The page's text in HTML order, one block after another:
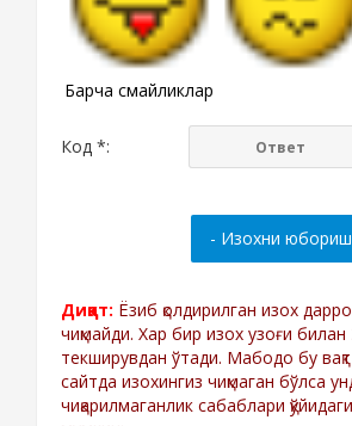
Барча смайликлар
Код *:
Диққат: Ёзиб қолдирилган изох
чиқмайди. Хар бир изох узоғи
текширувдан ўтади. Мабодо бу
сайтда изохингиз чиқмаган бўлса
чиқарилмаганлик сабаблари